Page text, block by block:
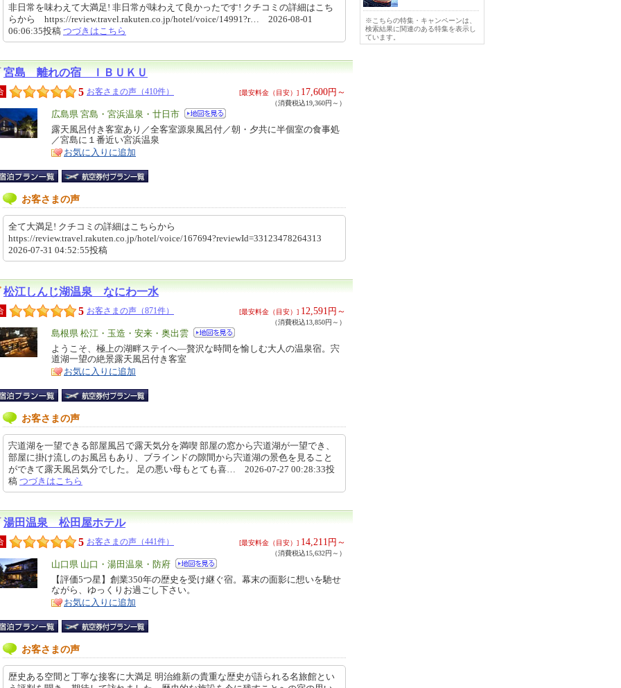
非日常を味わえて大満足! 非日常が味わえて良かったです! クチコミの詳細はこち
らから https://review.travel.rakuten.co.jp/hotel/voice/14991?r… 2026-08-01
06:06:35投稿 つづきはこちら
宮島 離れの宿 ＩＢＵＫＵ
5 お客さまの声（410件） [最安料金（目安）] 17,600円～
（消費税込19,360円～）
エ
リ
ア
広島県 宮島・宮浜温泉・廿日市
特
徴
露天風呂付き客室あり／全客室源泉風呂付／朝・夕共に半個室の食事処
／宮島に１番近い宮浜温泉
お気に入りに追加
お客さまの声
全て大満足! クチコミの詳細はこちらから
https://review.travel.rakuten.co.jp/hotel/voice/167694?reviewId=33123478264313
2026-07-31 04:52:55投稿
松江しんじ湖温泉 なにわ一水
5 お客さまの声（871件） [最安料金（目安）] 12,591 円～
（消費税込13,850円～）
エ
リ
ア
島根県 松江・玉造・安来・奥出雲
特
徴
ようこそ、極上の湖畔ステイへ―贅沢な時間を愉しむ大人の温泉宿。宍
道湖一望の絶景露天風呂付き客室
お気に入りに追加
お客さまの声
宍道湖を一望できる部屋風呂で露天気分を満喫 部屋の窓から宍道湖が一望でき、
部屋に掛け流しのお風呂もあり、ブラインドの隙間から宍道湖の景色を見ること
ができて露天風呂気分でした。 足の悪い母もとても喜… 2026-07-27 00:28:33投
稿 つづきはこちら
湯田温泉 松田屋ホテル
5 お客さまの声（441件） [最安料金（目安）] 14,211 円～
（消費税込15,632円～）
エ
リ
ア
山口県 山口・湯田温泉・防府
特
徴
【評価5つ星】創業350年の歴史を受け継ぐ宿。幕末の面影に想いを馳せ
ながら、ゆっくりお過ごし下さい。
お気に入りに追加
お客さまの声
歴史ある空間と丁寧な接客に大満足 明治維新の貴重な歴史が語られる名旅館とい
※こちらの特集・キャンペーンは、
検索結果に関連のある特集を表示し
ています。